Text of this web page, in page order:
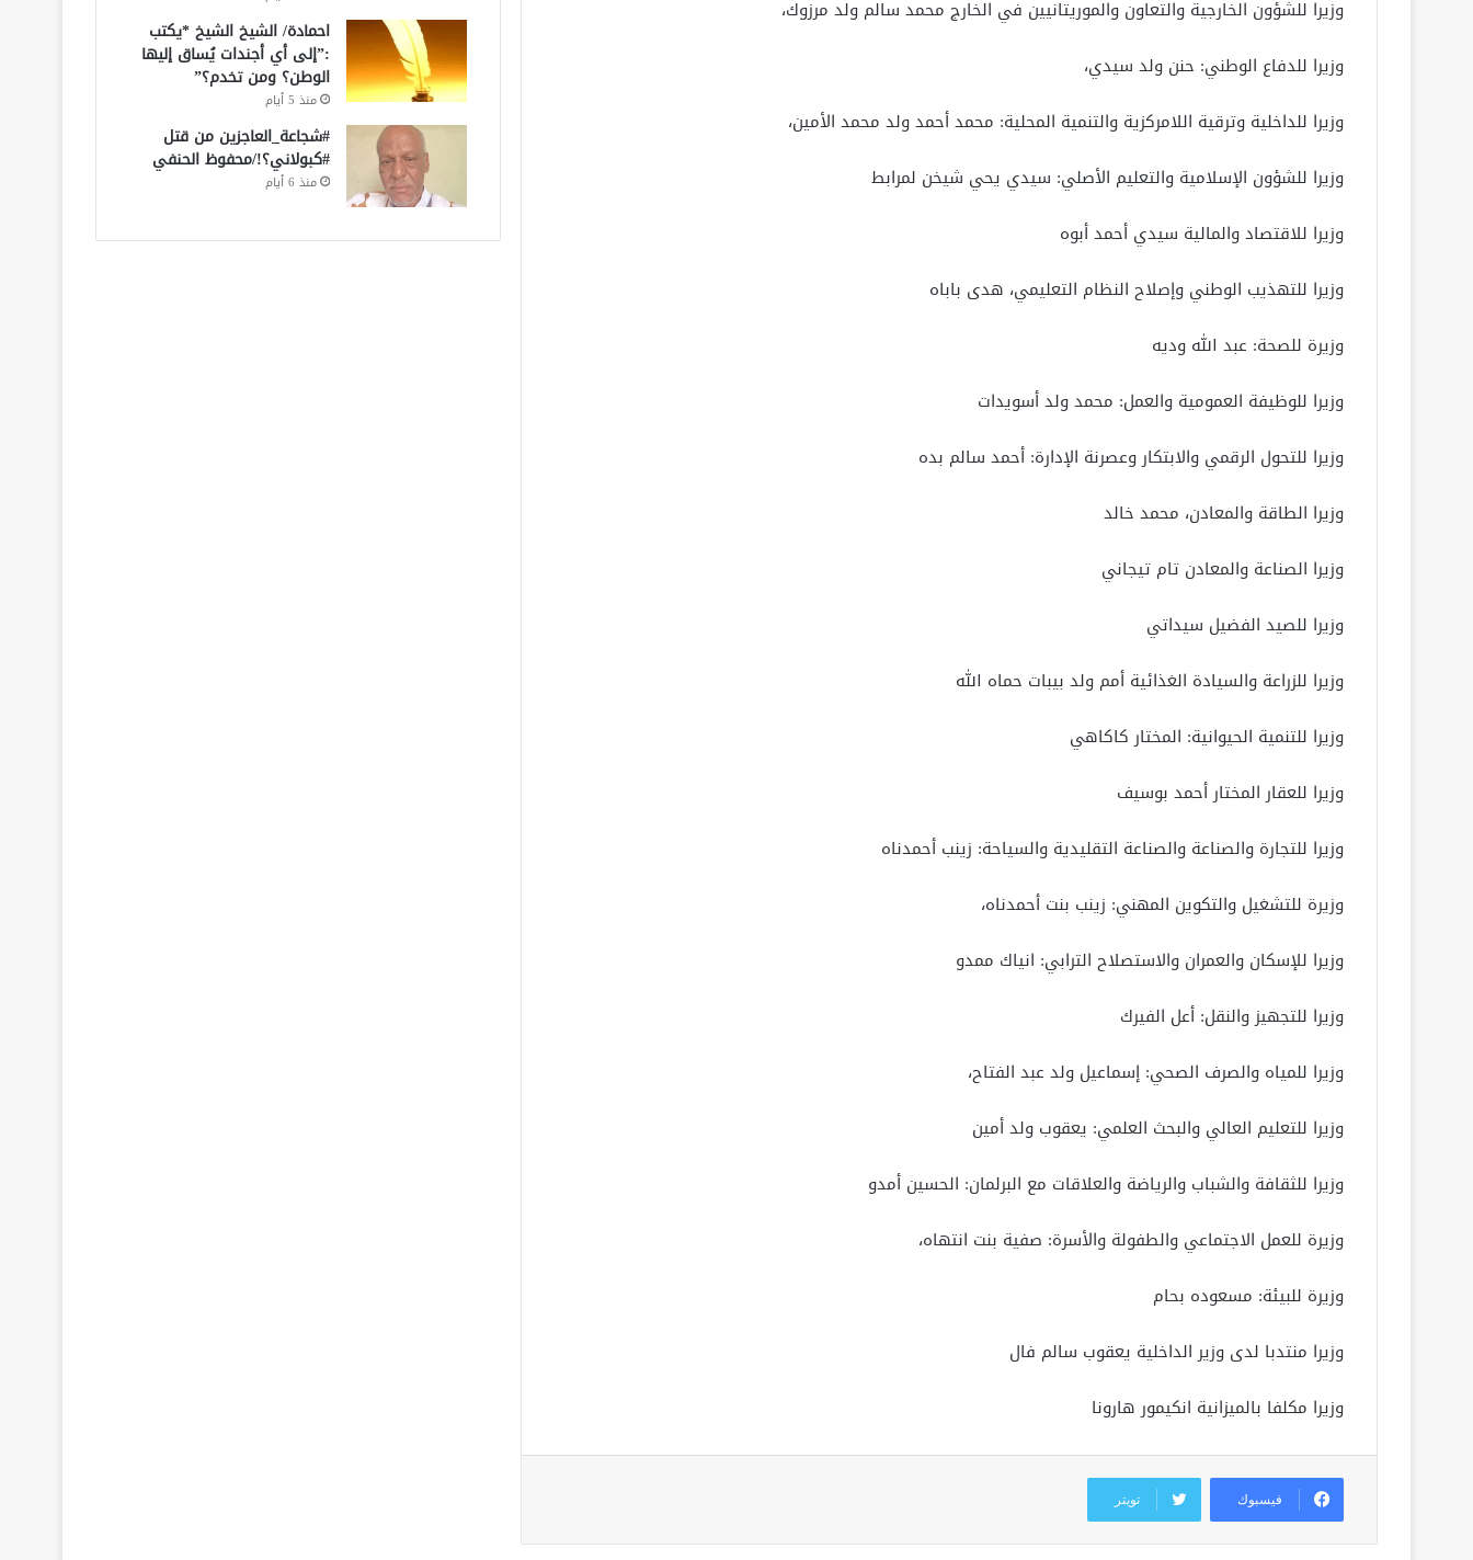
وزيرا للشؤون الخارجية والتعاون والموريتانيين في الخارج محمد سالم ولد مرزوك،
وزيرا للدفاع الوطني: حنن ولد سيدي،
وزيرا للداخلية وترقية اللامركزية والتنمية المحلية: محمد أحمد ولد محمد الأمين،
وزيرا للشؤون الإسلامية والتعليم الأصلي: سيدي يحي شيخن لمرابط
وزيرا للاقتصاد والمالية سيدي أحمد أبوه
وزيرا للتهذيب الوطني وإصلاح النظام التعليمي، هدى باباه
وزيرة للصحة: عبد الله وديه
وزيرا للوظيفة العمومية والعمل: محمد ولد أسويدات
وزيرا للتحول الرقمي والابتكار وعصرنة الإدارة: أحمد سالم بده
وزيرا الطاقة والمعادن، محمد خالد
وزيرا الصناعة والمعادن تام تيجاني
وزيرا للصيد الفضيل سيداتي
وزيرا للزراعة والسيادة الغذائية أمم ولد بيبات حماه الله
وزيرا للتنمية الحيوانية: المختار كاكاهي
وزيرا للعقار المختار أحمد بوسيف
وزيرا للتجارة والصناعة والصناعة التقليدية والسياحة: زينب أحمدناه
وزيرة للتشغيل والتكوين المهني: زينب بنت أحمدناه،
وزيرا للإسكان والعمران والاستصلاح الترابي: انياك ممدو
وزيرا للتجهيز والنقل: أعل الفيرك
وزيرا للمياه والصرف الصحي: إسماعيل ولد عبد الفتاح،
وزيرا للتعليم العالي والبحث العلمي: يعقوب ولد أمين
وزيرا للثقافة والشباب والرياضة والعلاقات مع البرلمان: الحسين أمدو
وزيرة للعمل الاجتماعي والطفولة والأسرة: صفية بنت انتهاه،
وزيرة للبيئة: مسعوده بحام
وزيرا منتدبا لدى وزير الداخلية يعقوب سالم فال
وزيرا مكلفا بالميزانية انكيمور هارونا
فيسبوك تويتر
احمادة/ الشيخ الشيخ *يكتب
:”إلى أي أجندات يُساق إليها
الوطن؟ ومن تخدم؟”
منذ 5 أيام
#شجاعة_العاجزين من قتل
#كبولاني؟!/محفوظ الحنفي
منذ 6 أيام